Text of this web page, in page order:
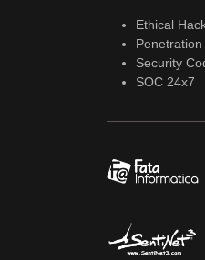
Ethical
Penetration
Security
SOC 24x7